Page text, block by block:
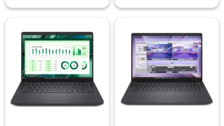
là:
Mạnh
là: